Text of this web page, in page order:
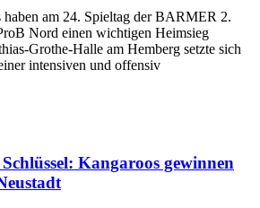
am 24. Spieltag der BARMER 2.
Nord einen wichtigen Heimsieg
Grothe-Halle am Hemberg setzte sich
intensiven und offensiv
Kangaroos gewinnen